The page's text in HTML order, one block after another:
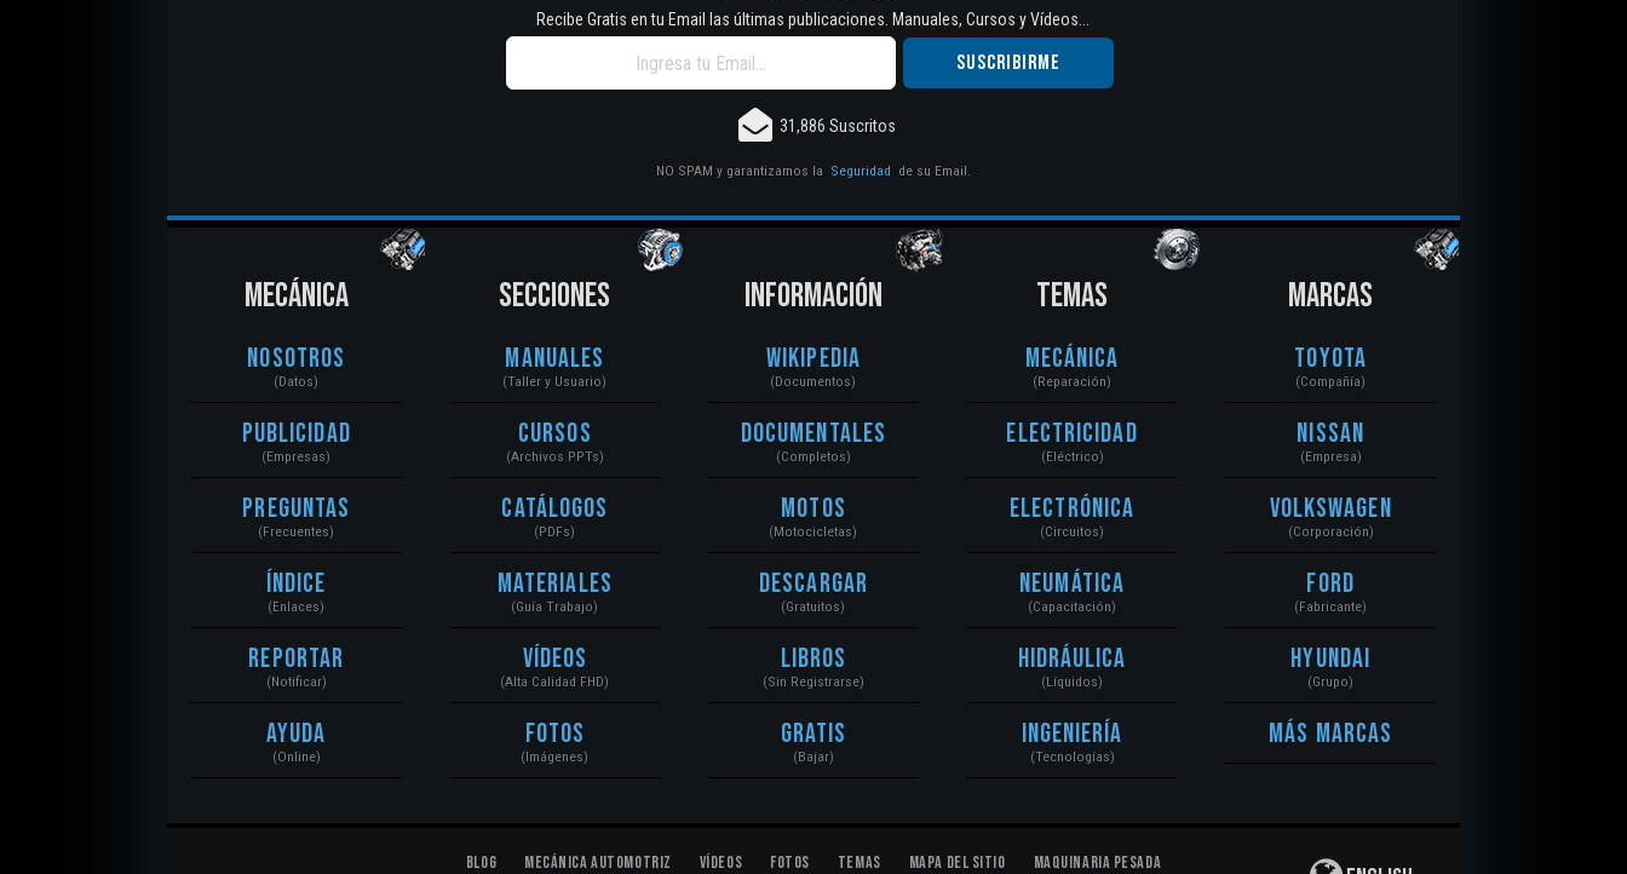
Recibe Gratis en tu Email las últimas publicaciones. Manuales, Cursos y Vídeos...
31,886 Suscritos
NO SPAM y garantizamos la Seguridad de su Email.
MECÁNICA
Nosotros
(Datos)
Publicidad
(Empresas)
Preguntas
(Frecuentes)
Índice
(Enlaces)
Reportar
(Notificar)
Ayuda
(Online)
SECCIONES
Manuales
(Taller y Usuario)
Cursos
(Archivos PPTs)
Catálogos
(PDFs)
Materiales
(Guía Trabajo)
Vídeos
(Alta Calidad FHD)
Fotos
(Imágenes)
INFORMACIÓN
Wikipedia
(Documentos)
Documentales
(Completos)
Motos
(Motocicletas)
Descargar
(Gratuitos)
Libros
(Sin Registrarse)
Gratis
(Bajar)
TEMAS
Mecánica
(Reparación)
Electricidad
(Eléctrico)
Electrónica
(Circuitos)
Neumática
(Capacitación)
Hidráulica
(Líquidos)
Ingeniería
(Tecnologías)
MARCAS
Toyota
(Compañía)
Nissan
(Empresa)
Volkswagen
(Corporación)
Ford
(Fabricante)
Hyundai
(Grupo)
Más Marcas
Blog Mecánica Automotriz Vídeos Fotos Temas Mapa del Sitio Maquinaria Pesada